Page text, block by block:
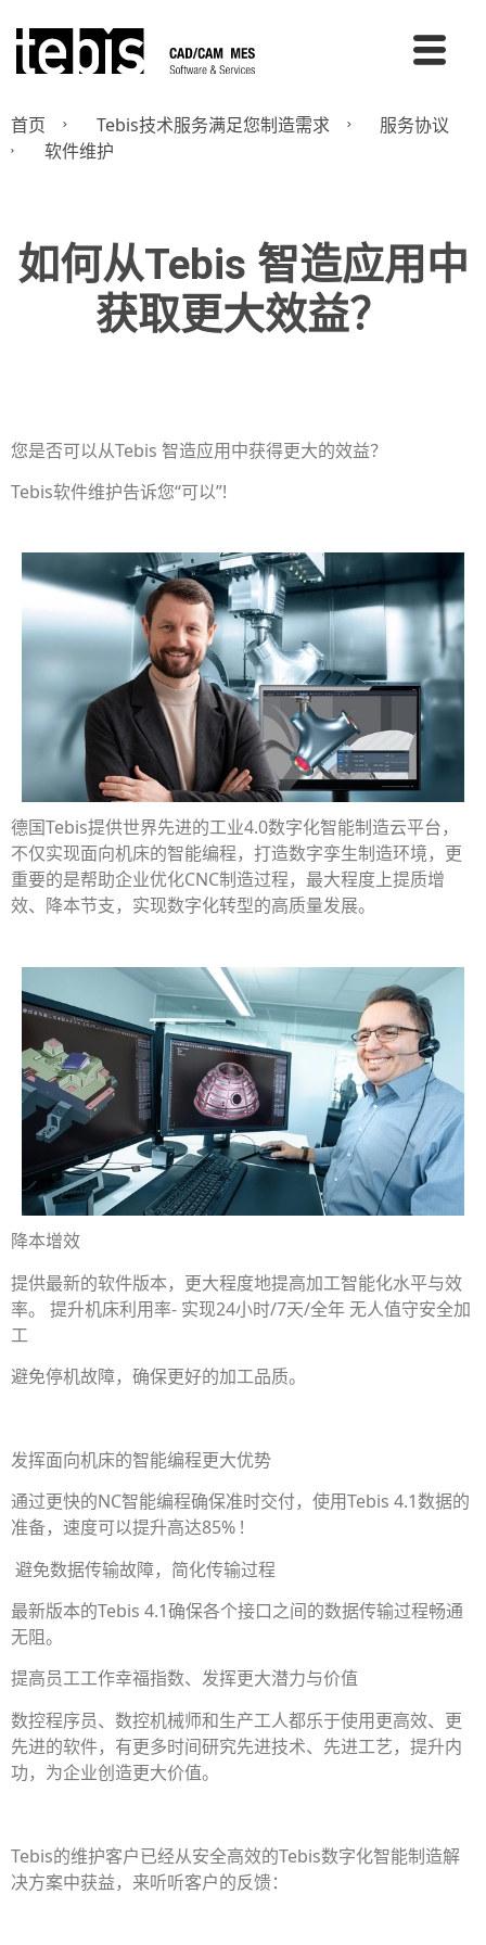
首页 Tebis技术服务满足您制造需求
服务协议
软件维护
如何从Tebis 智造应用中
获取更大效益？
您是否可以从Tebis 智造应用中获得更大的效益？
Tebis软件维护告诉您“可以”!
德国Tebis提供世界先进的工业4.0数字化智能制造云平台，
不仅实现面向机床的智能编程，打造数字孪生制造环境，更
重要的是帮助企业优化CNC制造过程，最大程度上提质增
效、降本节支，实现数字化转型的高质量发展。
降本增效
提供最新的软件版本，更大程度地提高加工智能化水平与效
率。 提升机床利用率- 实现24小时/7天/全年 无人值守安全加
工
避免停机故障，确保更好的加工品质。
发挥面向机床的智能编程更大优势
通过更快的NC智能编程确保准时交付，使用Tebis 4.1数据的
准备，速度可以提升高达85% !
避免数据传输故障，简化传输过程
最新版本的Tebis 4.1确保各个接口之间的数据传输过程畅通
无阻。
提高员工工作幸福指数、发挥更大潜力与价值
数控程序员、数控机械师和生产工人都乐于使用更高效、更
先进的软件，有更多时间研究先进技术、先进工艺，提升内
功，为企业创造更大价值。
Tebis的维护客户已经从安全高效的Tebis数字化智能制造解
决方案中获益，来听听客户的反馈：